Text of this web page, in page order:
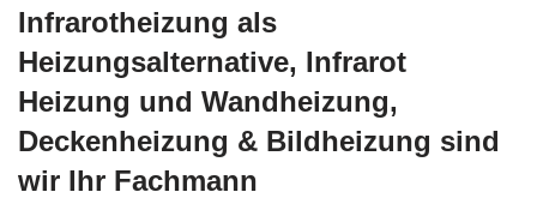
Infrarotheizung als
Heizungsalternative, Infrarot
Heizung und Wandheizung,
Deckenheizung & Bildheizung sind
wir Ihr Fachmann